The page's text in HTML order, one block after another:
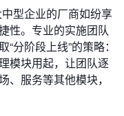
型企业的厂商如纷享
性。专业的实施团队
分阶段上线”的策略：
模块用起，让团队逐
、服务等其他模块，